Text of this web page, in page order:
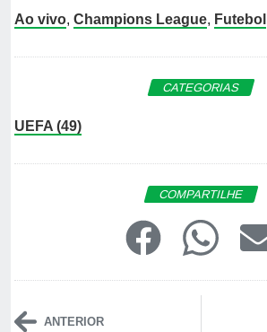
Ao vivo, Champions League, Futebol
CATEGORIAS
UEFA (49)
COMPARTILHE
ANTERIOR